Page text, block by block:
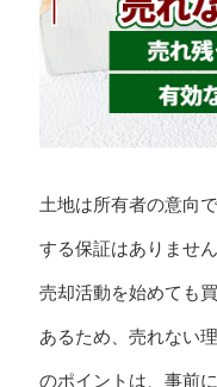
土地は所有者の意向
する保証はありません
売却活動を始めても
あるため、売れない
のポイントは、事前